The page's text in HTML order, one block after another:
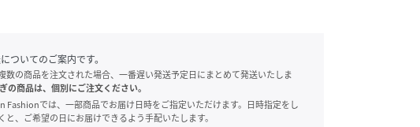
ついてのご案内です。
数の商品を注文された場合、一番遅い発送予定日にまとめて発送いたしま
の商品は、個別にご注文ください。
Fashionでは、一部商品でお届け日時をご指定いただけます。日時指定をし
と、ご希望の日にお届けできるよう手配いたします。